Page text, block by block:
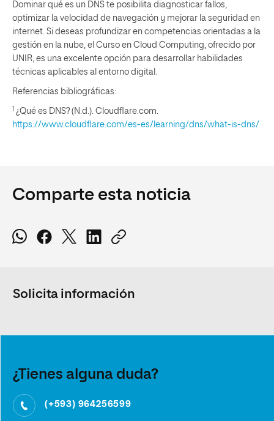
Dominar qué es un DNS te posibilita diagnosticar fallos,
optimizar la velocidad de navegación y mejorar la seguridad en
internet. Si deseas profundizar en competencias orientadas a la
gestión en la nube, el Curso en Cloud Computing, ofrecido por
UNIR, es una excelente opción para desarrollar habilidades
técnicas aplicables al entorno digital.
Referencias bibliográficas:
1 ¿Qué es DNS? (N.d.). Cloudflare.com.
https://www.cloudflare.com/es-es/learning/dns/what-is-dns/
Comparte esta noticia
Solicita información
¿Tienes alguna duda?
(+593) 964256599